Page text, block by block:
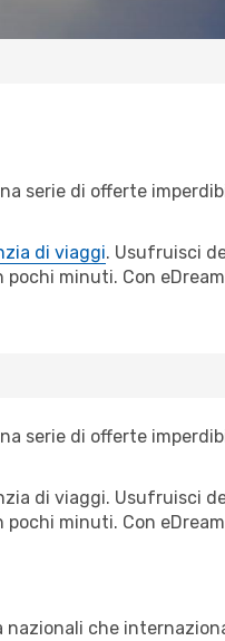
serie di offerte
di viaggi. Usufruisci
minuti. Con
serie di offerte
di viaggi. Usufruisci
minuti. Con
nazionali che